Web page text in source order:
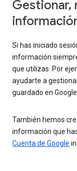
Gestionar,
Si has iniciado
información
que utilizas. Por
ayudarte a
guardado en Google.
También hemos
información que
Cuenta de Google